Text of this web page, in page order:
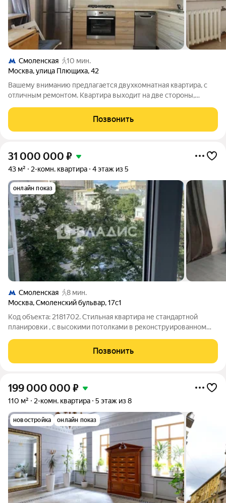
Смоленская
10 мин.
Москва,улица Плющиха,42
Вашему вниманию предлагается двухкомнатная квартира, с
отличным ремонтом. Квартира выходит на две стороны,
красивые виды на Москва реку. Спальня изолированная,
гостиная была изолирована убрали
Позвонить
31 000 000 ₽
43 м² 2-комн. квартира 4 этаж из 5
онлайн показ
Смоленская
8 мин.
Москва,Смоленский бульвар,17с1
Код объекта: 2181702. Стильная квартира не стандартной
планировки , с высокими потолками в реконструированном
Москвы - Хамовники . Закрытый двор , ворота с пульта ,
парковка . Дизайнерский
Позвонить
199 000 000 ₽
110 м² 2-комн. квартира 5 этаж из 8
новостройка онлайн показ